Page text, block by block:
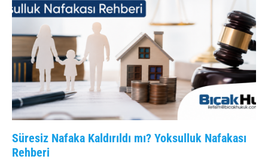
Süresiz Nafaka Kaldırıldı mı? Yoksulluk Nafakası
Rehberi